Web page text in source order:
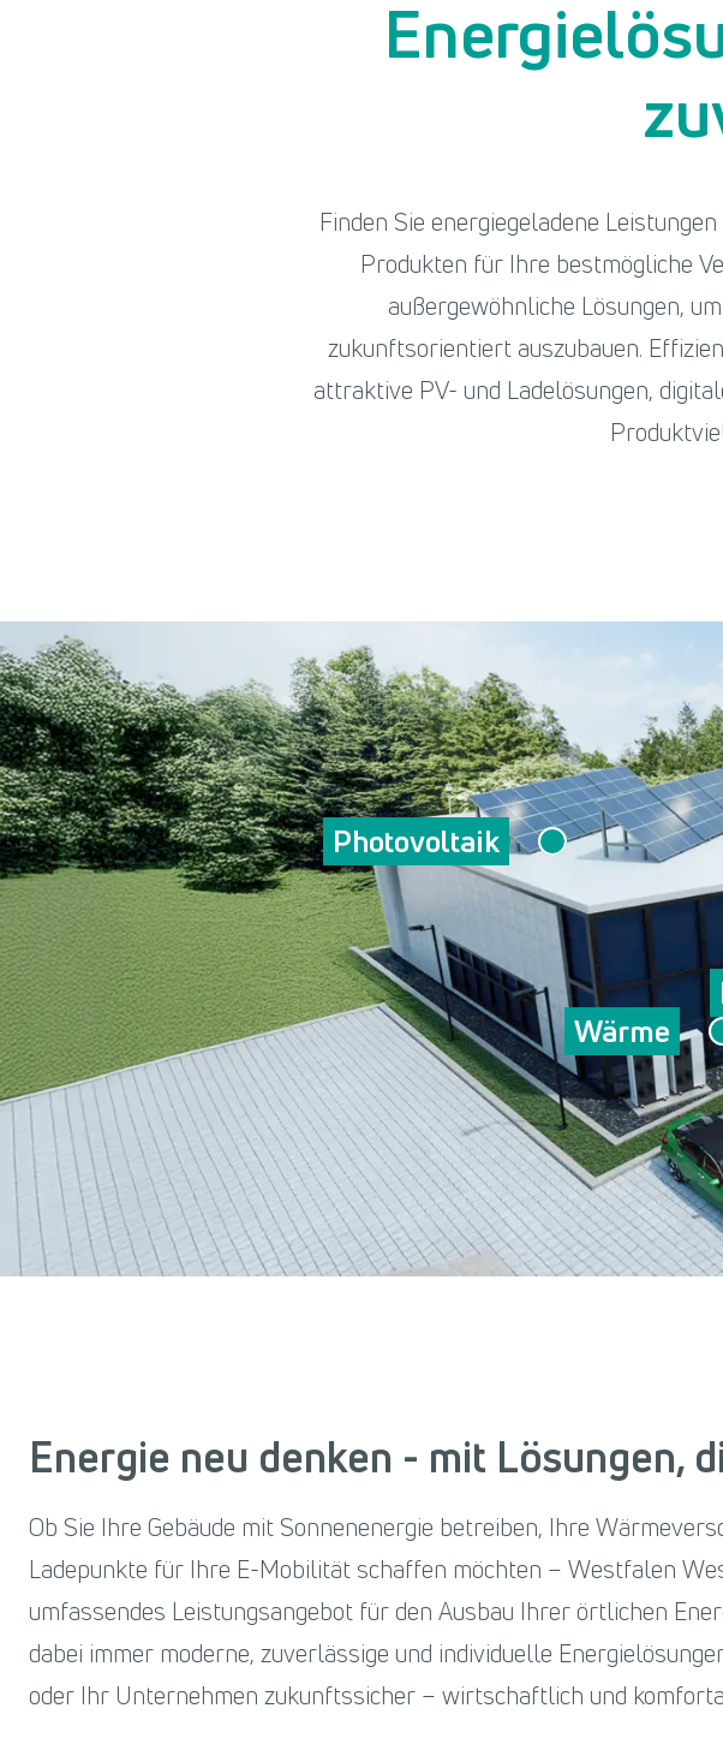
Finden Sie energiegeladene
Produkten für Ihre bestmögliche
außergewöhnliche Lösungen,
zukunftsorientiert auszubauen.
attraktive PV- und Ladelösungen,
Photovoltaik
Wärme
Energie neu denken - mit Lösungen,
Ob Sie Ihre Gebäude mit Sonnenenergie betreiben, Ihre
Ladepunkte für Ihre E-Mobilität schaffen möchten – Westfalen
umfassendes Leistungsangebot für den Ausbau Ihrer örtlichen
dabei immer moderne, zuverlässige und individuelle
oder Ihr Unternehmen zukunftssicher – wirtschaftlich und